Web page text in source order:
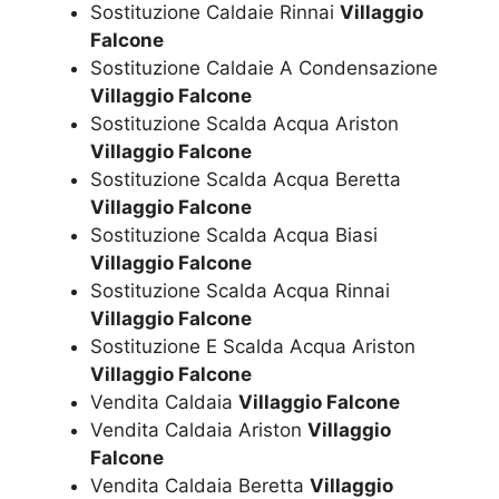
Sostituzione Caldaie Rinnai Villaggio
Falcone
Sostituzione Caldaie A Condensazione
Villaggio Falcone
Sostituzione Scalda Acqua Ariston
Villaggio Falcone
Sostituzione Scalda Acqua Beretta
Villaggio Falcone
Sostituzione Scalda Acqua Biasi
Villaggio Falcone
Sostituzione Scalda Acqua Rinnai
Villaggio Falcone
Sostituzione E Scalda Acqua Ariston
Villaggio Falcone
Vendita Caldaia Villaggio Falcone
Vendita Caldaia Ariston Villaggio
Falcone
Vendita Caldaia Beretta Villaggio